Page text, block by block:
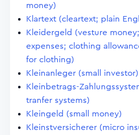
money)
Klartext (cleartext; plain
Kleidergeld (vesture
expenses; clothing
for clothing)
Kleinanleger (small investor)
Kleinbetrags-
tranfer systems)
Kleingeld (small money)
Kleinstversicherer (micro